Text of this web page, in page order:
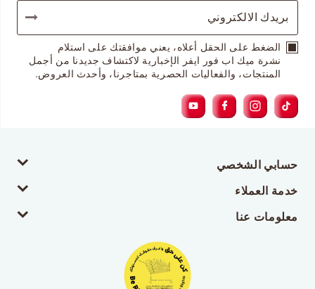
الضغط على الحقل أعلاه، يعني موافقتك على استلام
نشرة ميك اب فور ايفر الإخبارية لاكتشاف جديدنا من أجمل
المنتجات، والفعاليات الحصرية بمتاجرنا، وأحدث العروض.
حسابي الشخصي
خدمة العملاء
معلومات عنا